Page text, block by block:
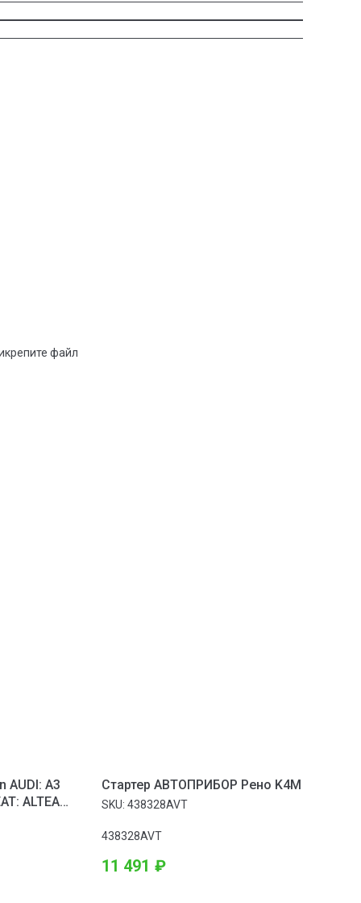
файл
AUDI: A3
ALTEA
Стартер АВТОПРИБОР Рено K4M
SKU: 438328AVT
438328AVT
11 491 ₽